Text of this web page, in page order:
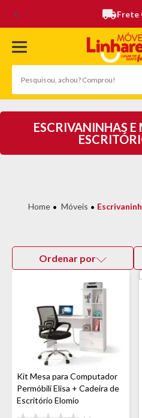
Frete
ESCRIVANINHAS E
Móveis
Ordenar por
Kit Mesa para Computador
Permóbili Elisa + Cadeira de
Escritório Elomio